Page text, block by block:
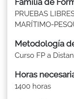
PRUEBAS
MARÍTIMO-
Metodología
Curso FP a
Horas
1400 horas